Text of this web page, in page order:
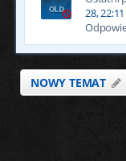
28, 22:11
NOWY TEMAT